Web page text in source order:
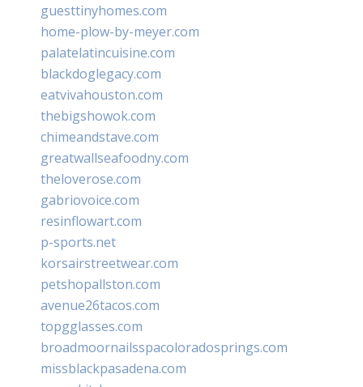
guesttinyhomes.com
home-plow-by-meyer.com
palatelatincuisine.com
blackdoglegacy.com
eatvivahouston.com
thebigshowok.com
chimeandstave.com
greatwallseafoodny.com
theloverose.com
gabriovoice.com
resinflowart.com
p-sports.net
korsairstreetwear.com
petshopallston.com
avenue26tacos.com
topgglasses.com
broadmoornailsspacoloradosprings.com
missblackpasadena.com